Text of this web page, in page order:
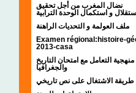
نضال المغرب من أجل تحقيق
و استكمال الوحدة الترابية
ملف العولمة و التحديات الراهنة
Examen régional:histoire-
2013-casa
منهجية التعامل مع امتحان التاريخ
والجغرافيا
طريقة الاشتغال على نص تاريخي